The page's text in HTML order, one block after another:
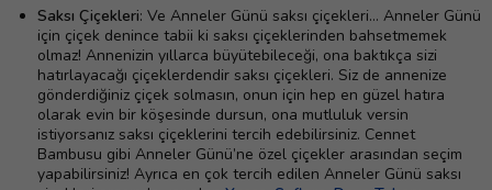
Saksı Çiçekleri: Ve Anneler Günü saksı çiçekleri… Anneler Günü
için çiçek denince tabii ki saksı çiçeklerinden bahsetmemek
olmaz! Annenizin yıllarca büyütebileceği, ona baktıkça sizi
hatırlayacağı çiçeklerdendir saksı çiçekleri. Siz de annenize
gönderdiğiniz çiçek solmasın, onun için hep en güzel hatıra
olarak evin bir köşesinde dursun, ona mutluluk versin
istiyorsanız saksı çiçeklerini tercih edebilirsiniz. Cennet
Bambusu gibi Anneler Günü’ne özel çiçekler arasından seçim
yapabilirsiniz! Ayrıca en çok tercih edilen Anneler Günü saksı